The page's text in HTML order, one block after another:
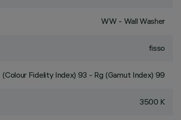
WW - Wall Washer
fisso
(Colour Fidelity Index) 93 - Rg (Gamut Index) 99
3500 K